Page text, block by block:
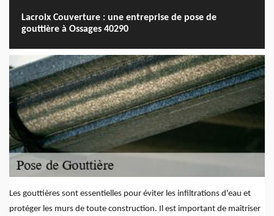
Lacroix Couverture : une entreprise de pose de
gouttière à Ossages 40290
Les gouttières sont essentielles pour éviter les infiltrations d'eau et
protéger les murs de toute construction. Il est important de maîtriser